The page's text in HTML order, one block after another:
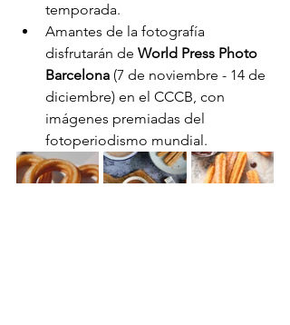
temporada.
Amantes de la fotografía
disfrutarán de World Press Photo
Barcelona (7 de noviembre - 14 de
diciembre) en el CCCB, con
imágenes premiadas del
fotoperiodismo mundial.